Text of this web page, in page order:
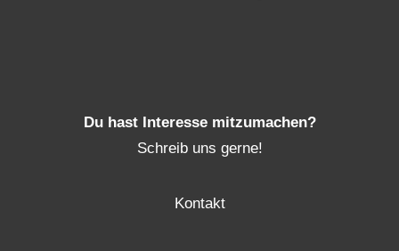
Du hast Interesse mitzumachen?
Schreib uns gerne!
Kontakt